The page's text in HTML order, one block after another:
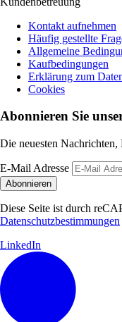
Kontakt aufnehmen
Häufig gestellte
Allgemeine
Kaufbedingungen
Erklärung zum
Cookies
Abonnieren Sie
Die neuesten
E-Mail Adresse
Abonnieren
Diese Seite ist durch
Datenschutzbestimmungen
LinkedIn